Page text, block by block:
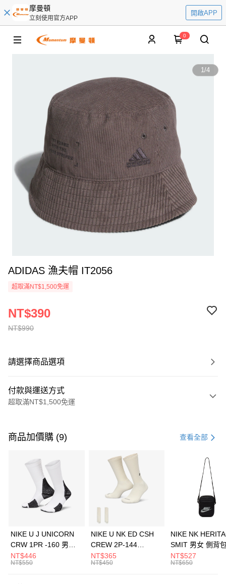
摩曼頓
立刻使用官方APP
開啟APP
0
1/4
ADIDAS 漁夫帽 IT2056
超取滿NT$1,500免運
NT$990
NT$390
請選擇商品選項
付款與運送方式
超取滿NT$1,500免運
信用卡一次付款
3 期 0 利率 每期 21家銀行
合作金庫商業銀行
第一商業銀行
華南商業銀行
彰化商業銀行
上海商業儲蓄銀行
元大商業銀行
Apple Pay
全盈+PAY
AFTEE先享後付
商品加價購 (9) 查看全部
NIKE U J UNICORN
CRW 1PR -160 男女
中統襪 FZ3393100
NT$446
NT$550
NIKE U NK ED CSH
CREW 2P-144
EMBRDY 男女 短統襪
FZ3073133
NT$365
NT$450
NIKE NK
SMIT 男女 側背
BA5871010
NT$527
NT$650